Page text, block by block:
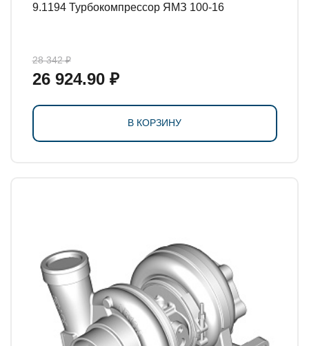
9.1194 Турбокомпрессор ЯМЗ 100-16
28 342 ₽
26 924.90 ₽
В КОРЗИНУ